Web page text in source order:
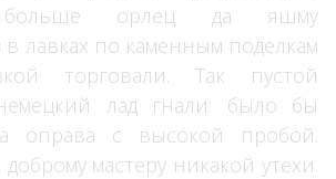
больше орлец да яшму
лавках по каменным поделкам
торговали. Так пустой
лад гнали: было бы
оправа с высокой пробой.
мастеру никакой утехи.